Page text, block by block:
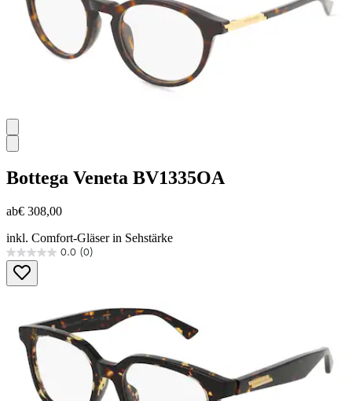
Bottega Veneta BV1335OA
ab€ 308,00
inkl. Comfort-Gläser in Sehstärke
0.0 (0)
0.0
von
5